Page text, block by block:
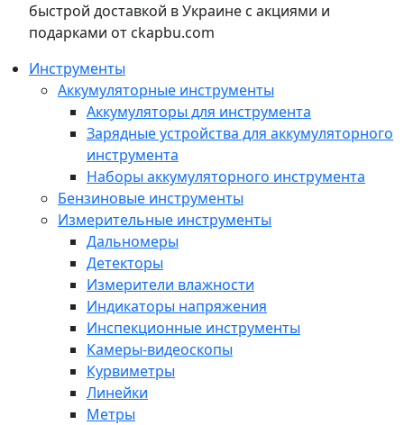
быстрой доставкой в Украине с акциями и
подарками от ckapbu.com
Инструменты
Аккумуляторные инструменты
Аккумуляторы для инструмента
Зарядные устройства для аккумуляторного
инструмента
Наборы аккумуляторного инструмента
Бензиновые инструменты
Измерительные инструменты
Дальномеры
Детекторы
Измерители влажности
Индикаторы напряжения
Инспекционные инструменты
Камеры-видеоскопы
Курвиметры
Линейки
Метры